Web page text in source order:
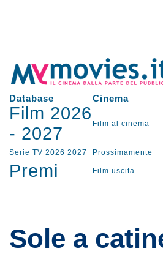
Database Cinema
Film 2026
- 2027 Film al cinema
Serie TV 2026 2027 Prossimamente
Premi Film uscita
Sole a